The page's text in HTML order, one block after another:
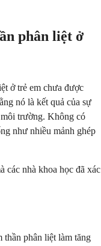
phân liệt ở
ở trẻ em chưa được
nó là kết quả của sự
trường. Không có
như nhiều mảnh ghép
các nhà khoa học đã xác
phân liệt làm tăng